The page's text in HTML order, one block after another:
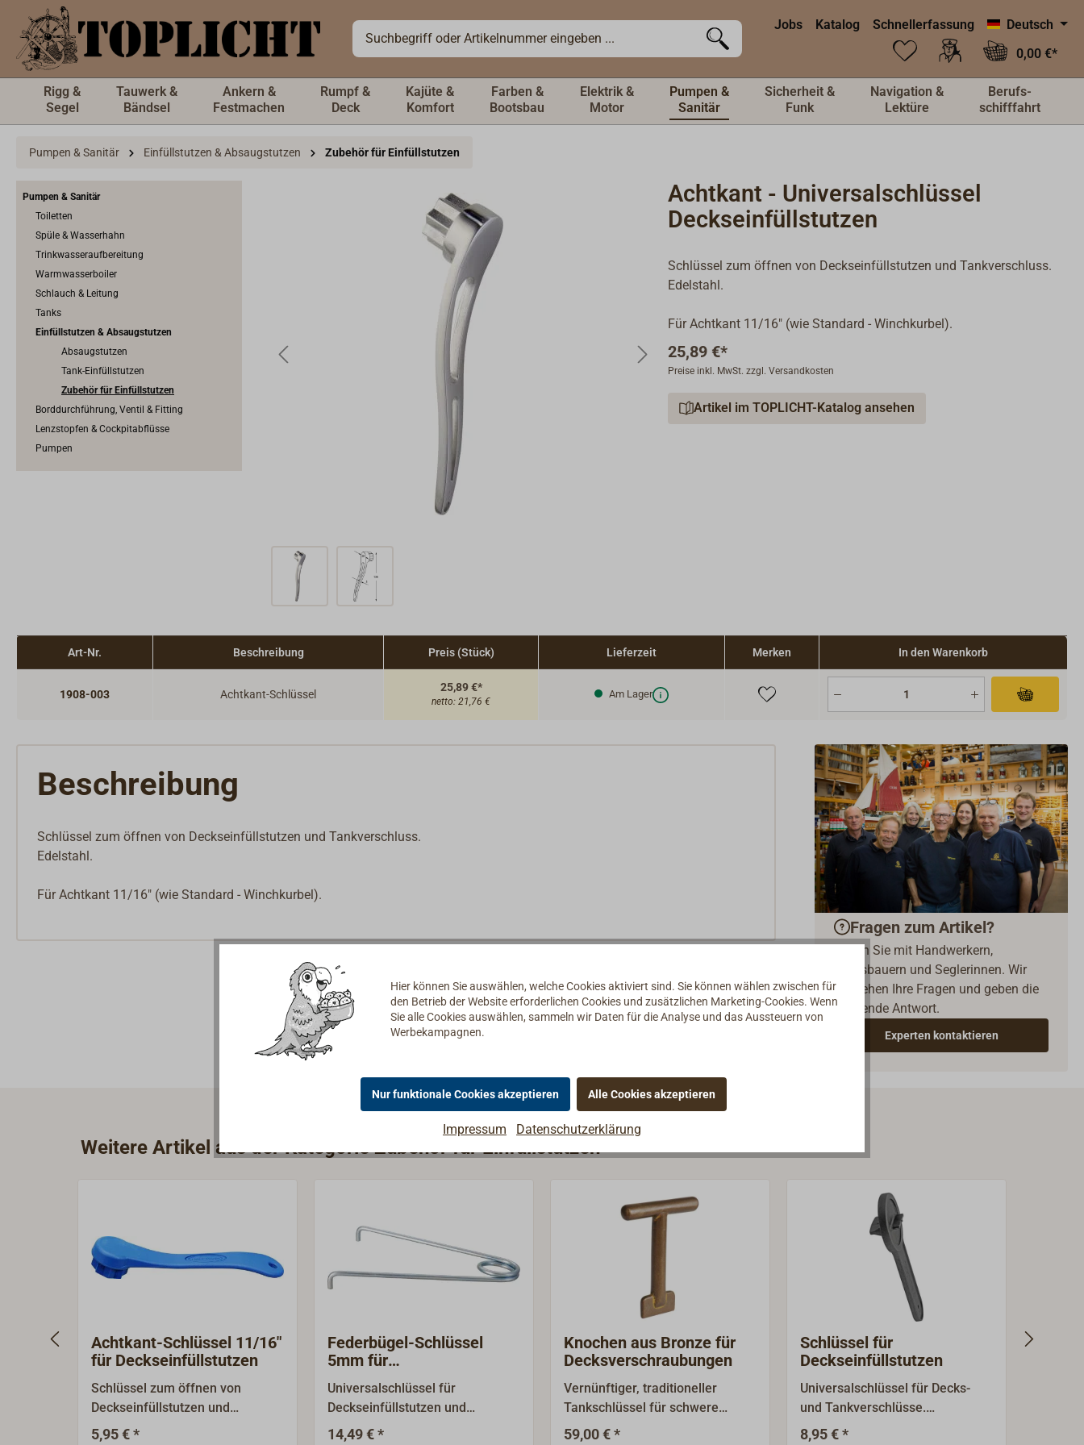
springen Jobs Katalog Schnellerfassung
Deutsch
0,00 €*
Rigg &
Segel
Tauwerk &
Bändsel
Ankern &
Festmachen
Rumpf &
Deck
Kajüte &
Komfort
Farben &
Bootsbau
Elektrik &
Motor
Pumpen &
Sanitär
Sicherheit &
Funk
Navigation &
Lektüre
Berufs-
schifffahrt
Pumpen & Sanitär Einfüllstutzen & Absaugstutzen Zubehör für Einfüllstutzen
Pumpen & Sanitär
Toiletten
Spüle & Wasserhahn
Trinkwasseraufbereitung
Warmwasserboiler
Schlauch & Leitung
Tanks
Einfüllstutzen & Absaugstutzen
Absaugstutzen
Tank-Einfüllstutzen
Zubehör für Einfüllstutzen
Borddurchführung, Ventil & Fitting
Lenzstopfen & Cockpitabflüsse
Pumpen
Achtkant - Universalschlüssel
Deckseinfüllstutzen
Schlüssel zum öffnen von Deckseinfüllstutzen und Tankverschluss.
Edelstahl.
Für Achtkant 11/16" (wie Standard - Winchkurbel).
25,89 €*
Preise inkl. MwSt. zzgl. Versandkosten
Artikel im TOPLICHT-Katalog ansehen
Art-Nr. Beschreibung Preis (Stück) Lieferzeit Merken In den Warenkorb
1908-003 Achtkant-Schlüssel
25,89 €*
netto: 21,76 €
Am Lager
Beschreibung
Schlüssel zum öffnen von Deckseinfüllstutzen und Tankverschluss.
Edelstahl.
Für Achtkant 11/16" (wie Standard - Winchkurbel).
Fragen zum Artikel?
Reden Sie mit Handwerkern,
Bootsbauern und Seglerinnen. Wir
verstehen Ihre Fragen und geben die
passende Antwort.
Experten kontaktieren
Weitere Artikel aus der Kategorie Zubehör für Einfüllstutzen
Achtkant-Schlüssel 11/16"
für Deckseinfüllstutzen
Schlüssel zum öffnen von
Deckseinfüllstutzen und
Tankverschluss aus blauem
5,95 € *
Federbügel-Schlüssel
5mm für
Deckseinfüllstutzen
Universalschlüssel für
Deckseinfüllstutzen und
Tankverschluss.Variabler
14,49 € *
Knochen aus Bronze für
Decksverschraubungen
Vernünftiger, traditioneller
Tankschlüssel für schwere
Decksverschlüsse mit breitem
59,00 € *
Schlüssel für
Deckseinfüllstutzen
Universalschlüssel für Decks-
und Tankverschlüsse.
Funktionales Werkzeug aus
8,95 € *
Hier können Sie auswählen, welche Cookies aktiviert sind. Sie können wählen zwischen für
den Betrieb der Website erforderlichen Cookies und zusätzlichen Marketing-Cookies. Wenn
Sie alle Cookies auswählen, sammeln wir Daten für die Analyse und das Aussteuern von
Werbekampagnen.
Nur funktionale Cookies akzeptieren Alle Cookies akzeptieren
Impressum Datenschutzerklärung